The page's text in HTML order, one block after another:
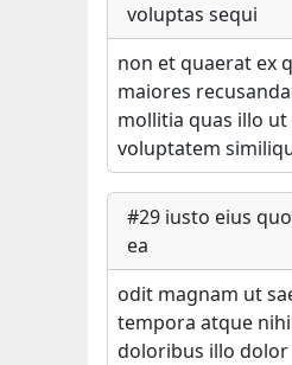
voluptas sequi
non et quaerat ex
maiores
mollitia quas illo
voluptatem
#29 iusto eius
ea
odit magnam ut
tempora atque
doloribus illo